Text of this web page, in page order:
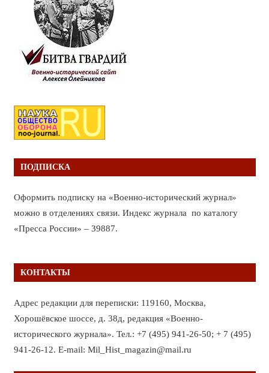
ПОДПИСКА
Оформить подписку на «Военно-исторический журнал»
можно в отделениях связи. Индекс журнала по каталогу
«Пресса России» – 39887.
КОНТАКТЫ
Адрес редакции для переписки: 119160, Москва,
Хорошёвское шоссе, д. 38д, редакция «Военно-
исторического журнала». Тел.: +7 (495) 941-26-50; + 7 (495)
941-26-12. E-mail: Mil_Hist_magazin@mail.ru